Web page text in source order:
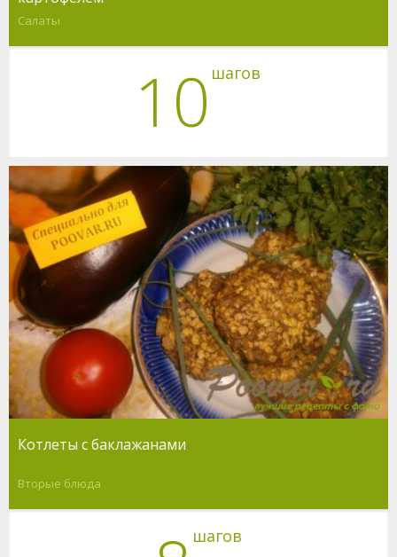
Салаты
10 шагов
Котлеты с баклажанами
Вторые блюда
шагов